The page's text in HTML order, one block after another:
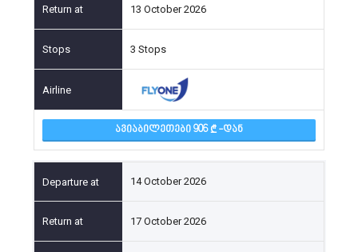
13 October 2026
3 Stops
ᲐᲕᲘᲐᲑᲘᲚᲔᲗᲔᲑᲘ 906 -ᲓᲐᲜ
14 October 2026
17 October 2026